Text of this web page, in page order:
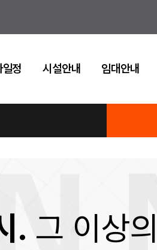
정 시설안내 임대안내
. 그 이상의